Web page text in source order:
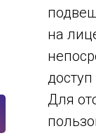
на
Для